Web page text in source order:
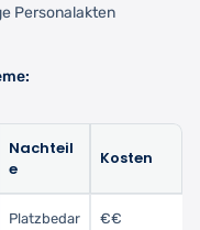
Personalakten
Nachteil
e
Kosten
Platzbedar
€€